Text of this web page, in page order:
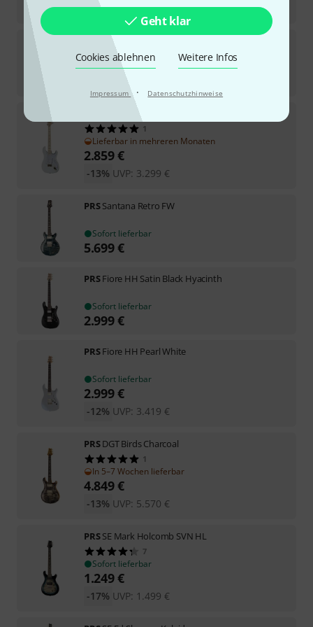
Geht klar
Cookies ablehnen Weitere Infos
Impressum · Datenschutzhinweise
UVP:7.175 €
-12%
SE Mark Holcomb HL
12
In 2–3 Wochen lieferbar
John Mayer Silver Sky MN Frost
1
Lieferbar in mehreren Monaten
2.859€
UVP: 3.299 €
-13%
PRSSantana Retro FW
Sofort lieferbar
5.699€
PRSFiore HH Satin Black Hyacinth
Sofort lieferbar
2.999€
PRSFiore HH Pearl White
Sofort lieferbar
2.999€
UVP: 3.419 €
-12%
PRSDGT Birds Charcoal
1
In 5–7 Wochen lieferbar
4.849€
UVP: 5.570 €
-13%
PRSSE Mark Holcomb SVN HL
7
Sofort lieferbar
1.249€
UVP: 1.499 €
-17%